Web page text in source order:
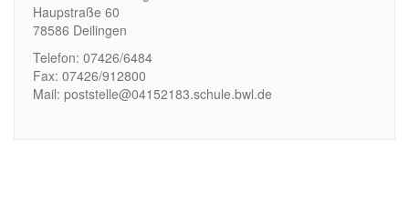
Haupstraße 60
78586 Deilingen
Telefon: 07426/6484
Fax: 07426/912800
Mail: poststelle@04152183.schule.bwl.de